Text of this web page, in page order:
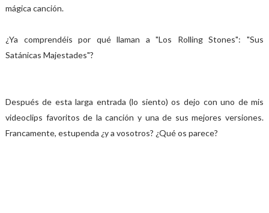
mágica canción.
¿Ya comprendéis por qué llaman a "Los Rolling Stones": "Sus
Satánicas Majestades"?
Después de esta larga entrada (lo siento) os dejo con uno de mis
videoclips favoritos de la canción y una de sus mejores versiones.
Francamente, estupenda ¿y a vosotros? ¿Qué os parece?